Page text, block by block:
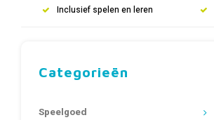
Inclusief spelen en leren
Categorieën
Speelgoed